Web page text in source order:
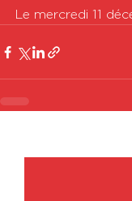
Le mercredi 11